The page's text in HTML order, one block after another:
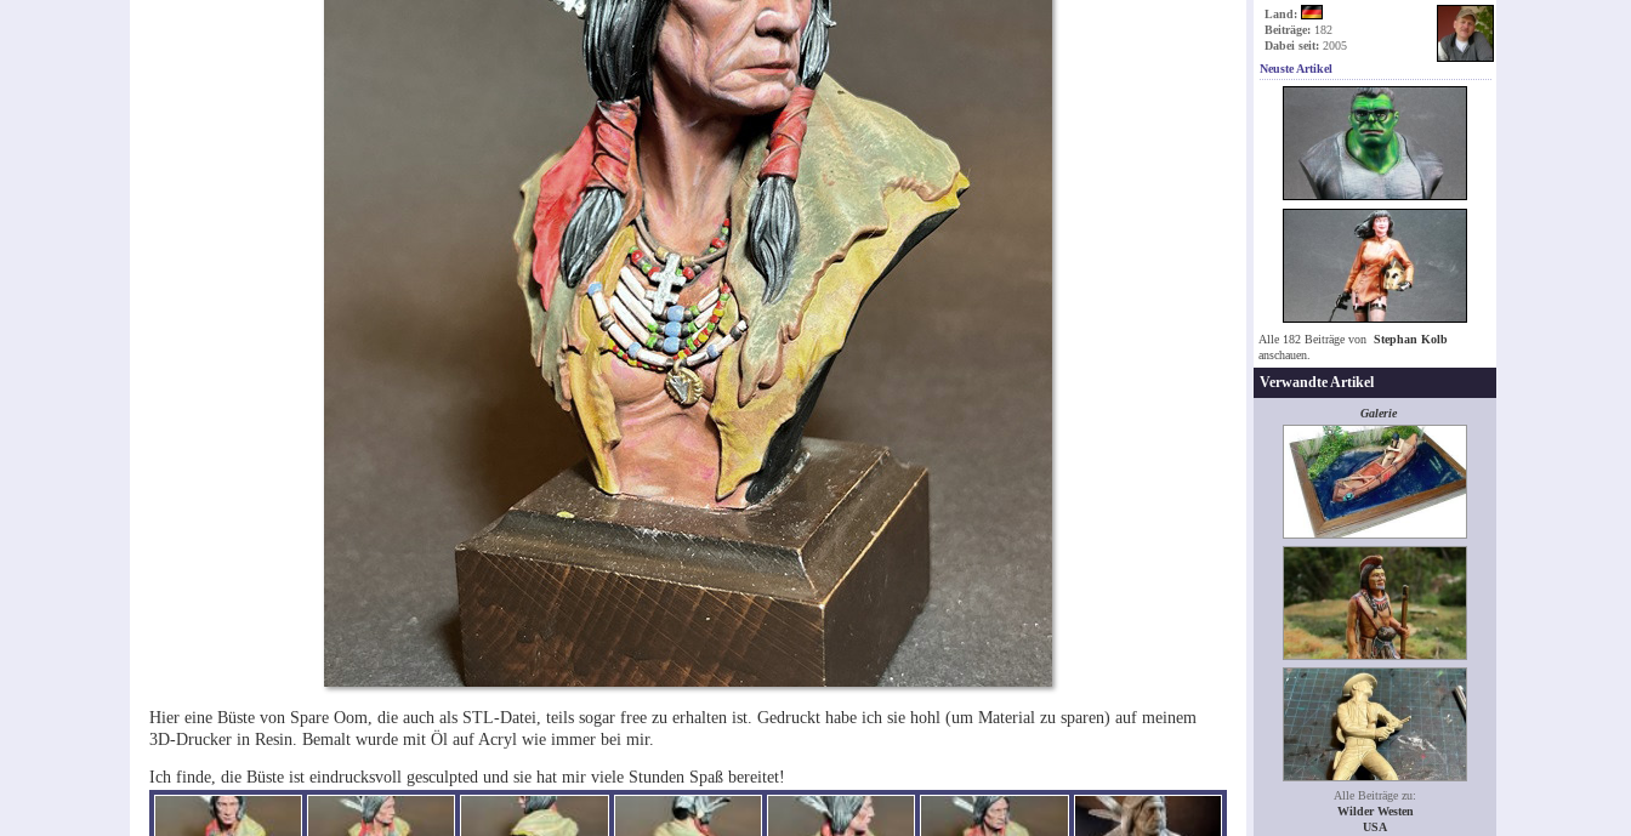
Hier eine Büste von Spare Oom, die auch als STL-Datei, teils sogar free zu erhalten ist. Gedruckt habe ich sie hohl (um Material zu sparen) auf meinem
3D-Drucker in Resin. Bemalt wurde mit Öl auf Acryl wie immer bei mir.
Ich finde, die Büste ist eindrucksvoll gesculpted und sie hat mir viele Stunden Spaß bereitet!
Land:
Beiträge: 182
Dabei seit: 2005
Neuste Artikel
Alle 182 Beiträge von Stephan Kolb
anschauen.
Verwandte Artikel
Galerie
Alle Beiträge zu:
Wilder Westen
USA